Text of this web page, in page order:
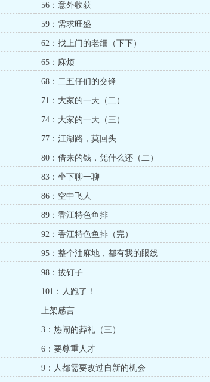
56：意外收获
59：需求旺盛
62：找上门的老细（下下）
65：麻烦
68：二五仔们的交锋
71：大家的一天（二）
74：大家的一天（三）
77：江湖路，莫回头
80：借来的钱，凭什么还（二）
83：坐下聊一聊
86：空中飞人
89：香江特色鱼排
92：香江特色鱼排（完）
95：整个油麻地，都有我的眼线
98：拔钉子
101：人跑了！
上架感言
3：热闹的葬礼（三）
6：要尊重人才
9：人都需要改过自新的机会